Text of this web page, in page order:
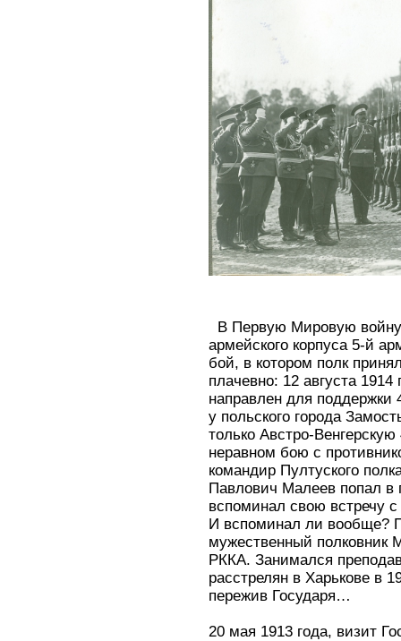
В Первую Мировую войну
армейского корпуса 5-й
бой, в котором полк
плачевно: 12 августа
направлен для
у польского города
только Австро-
неравном бою с
командир Пултуского
Павлович Малеев попал в
вспоминал свою встречу
И вспоминал ли вообще?
мужественный полковник
РККА. Занимался
расстрелян в Харькове в
пережив Государя…
20 мая 1913 года, визит